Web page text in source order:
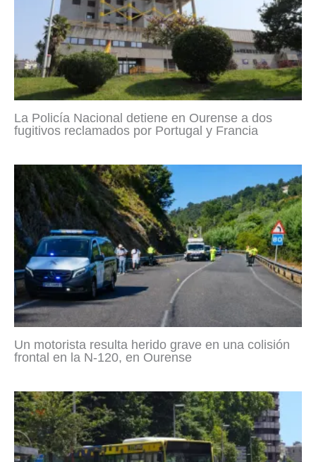
La Policía Nacional detiene en Ourense a dos
fugitivos reclamados por Portugal y Francia
Un motorista resulta herido grave en una colisión
frontal en la N-120, en Ourense